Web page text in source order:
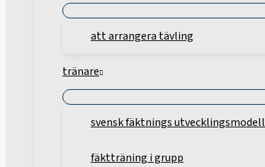
att arrangera tävling
tränare
svensk fäktnings utvecklingsmodell
fäktträning i grupp